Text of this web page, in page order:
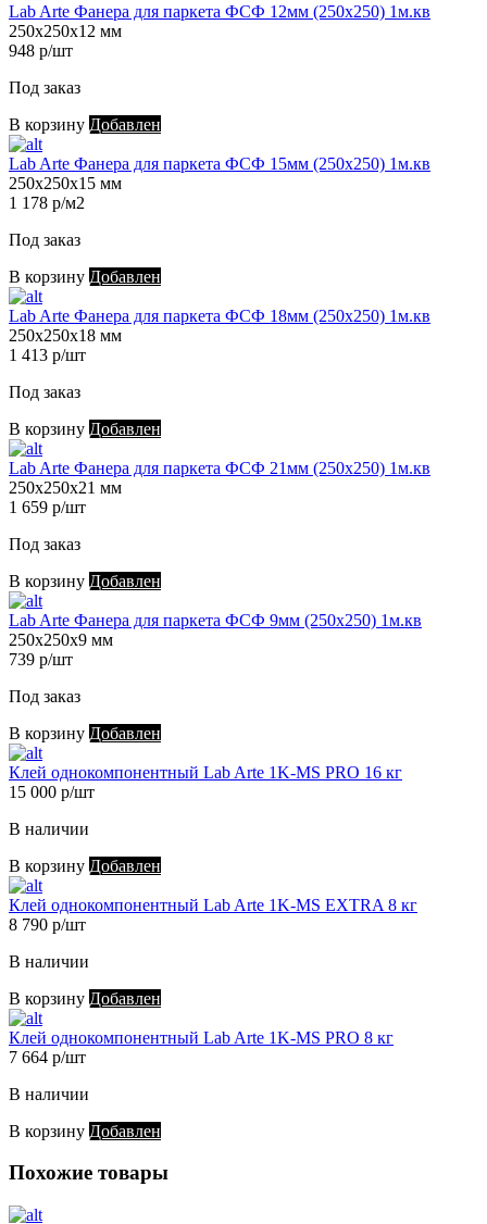
Lab Arte Фанера для паркета ФСФ 12мм (250х250) 1м.кв
250х250х12 мм
948 р/шт
Под заказ
В корзину Добавлен
Lab Arte Фанера для паркета ФСФ 15мм (250х250) 1м.кв
250х250х15 мм
1 178 р/м2
Под заказ
В корзину Добавлен
Lab Arte Фанера для паркета ФСФ 18мм (250х250) 1м.кв
250х250х18 мм
1 413 р/шт
Под заказ
В корзину Добавлен
Lab Arte Фанера для паркета ФСФ 21мм (250х250) 1м.кв
250х250х21 мм
1 659 р/шт
Под заказ
В корзину Добавлен
Lab Arte Фанера для паркета ФСФ 9мм (250х250) 1м.кв
250х250х9 мм
739 р/шт
Под заказ
В корзину Добавлен
Клей однокомпонентный Lab Arte 1K-MS PRO 16 кг
15 000 р/шт
В наличии
В корзину Добавлен
Клей однокомпонентный Lab Arte 1K-MS EXTRA 8 кг
8 790 р/шт
В наличии
В корзину Добавлен
Клей однокомпонентный Lab Arte 1K-MS PRO 8 кг
7 664 р/шт
В наличии
В корзину Добавлен
Похожие товары